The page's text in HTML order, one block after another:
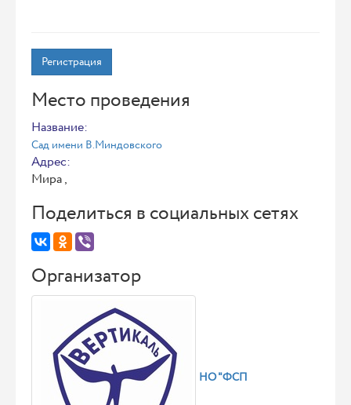
Регистрация
Место проведения
Название:
Сад имени В.Миндовского
Адрес:
Мира ,
Поделиться в социальных сетях
Организатор
НО "ФСП